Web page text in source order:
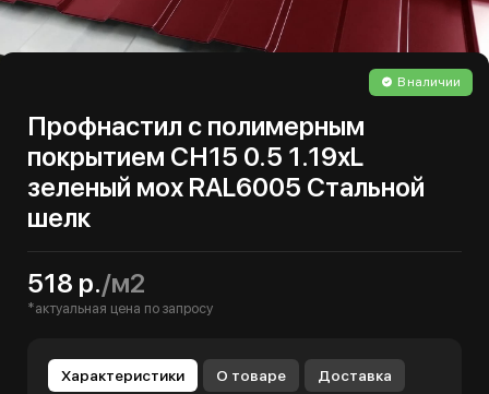
В наличии
Профнастил с полимерным
покрытием СН15 0.5 1.19хL
зеленый мох RAL6005 Стальной
шелк
518 р./м2
*актуальная цена по запросу
Характеристики О товаре Доставка